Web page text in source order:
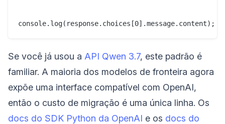
Se você já usou a API Qwen 3.7, este padrão é
familiar. A maioria dos modelos de fronteira agora
expõe uma interface compatível com OpenAI,
então o custo de migração é uma única linha. Os
docs do SDK Python da OpenAI e os docs do